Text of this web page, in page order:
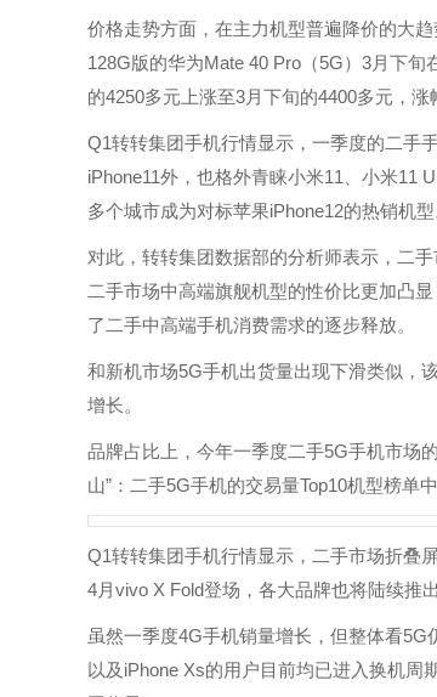
价格走势方面，在主力机型普遍降价的大
128G版的华为Mate 40 Pro（5G）3月下
的4250多元上涨至3月下旬的4400多元，涨
Q1转转集团手机行情显示，一季度的二手
iPhone11外，也格外青睐小米11、小米11
多个城市成为对标苹果iPhone12的热销机型
对此，转转集团数据部的分析师表示，二
二手市场中高端旗舰机型的性价比更加凸
了二手中高端手机消费需求的逐步释放。
和新机市场5G手机出货量出现下滑类似，
增长。
品牌占比上，今年一季度二手5G手机市场
山”：二手5G手机的交易量Top10机型榜单
Q1转转集团手机行情显示，二手市场折叠
4月vivo X Fold登场，各大品牌也将陆续推
虽然一季度4G手机销量增长，但整体看
以及iPhone Xs的用户目前均已进入换机周